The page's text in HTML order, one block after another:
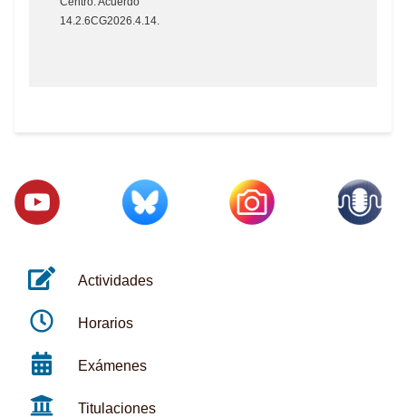
14.2.6CG2026.4.14.
Actividades
Horarios
Exámenes
Titulaciones